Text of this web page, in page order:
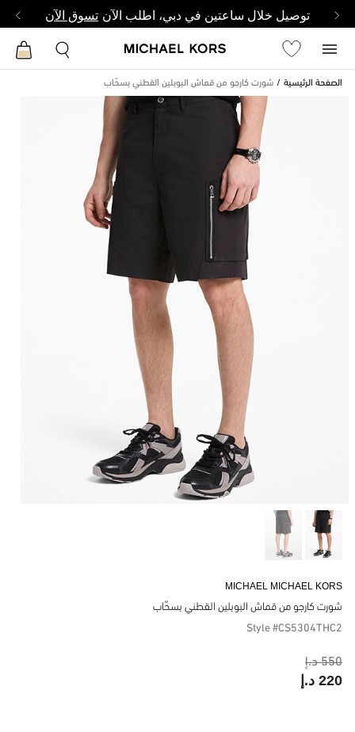
توصيل خلال ساعتين في دبي، اطلب الآن تسوق الآن
الصفحة الرئيسية شورت كارجو من قماش البوبلين القطني بسحّاب
MICHAEL MICHAEL KORS
شورت كارجو من قماش البوبلين القطني بسحّاب
Style #CS5304THC2
550 د.إ
220 د.إ